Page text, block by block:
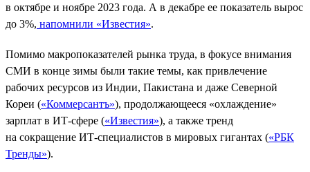
в октябре и ноябре 2023 года. А в декабре ее показатель вырос
до 3%, напомнили «Известия».
Помимо макропоказателей рынка труда, в фокусе внимания
СМИ в конце зимы были такие темы, как привлечение
рабочих ресурсов из Индии, Пакистана и даже Северной
Кореи («Коммерсантъ»), продолжающееся «охлаждение»
зарплат в ИТ-сфере («Известия»), а также тренд
на сокращение ИТ-специалистов в мировых гигантах («РБК
Тренды»).